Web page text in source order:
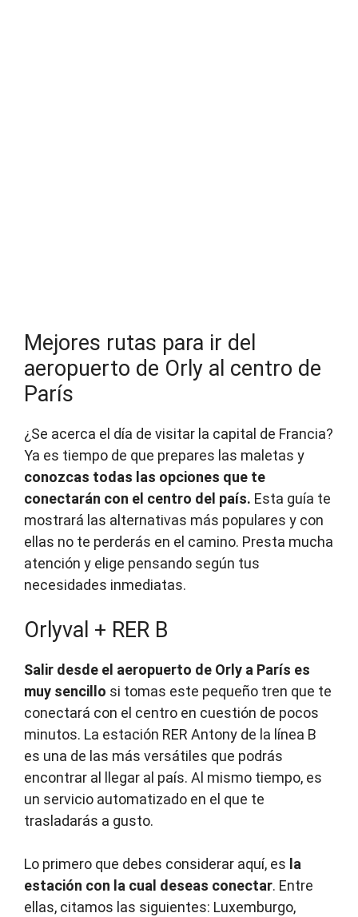
Mejores rutas para ir del
aeropuerto de Orly al centro de
París
¿Se acerca el día de visitar la capital de Francia?
Ya es tiempo de que prepares las maletas y
conozcas todas las opciones que te
conectarán con el centro del país. Esta guía te
mostrará las alternativas más populares y con
ellas no te perderás en el camino. Presta mucha
atención y elige pensando según tus
necesidades inmediatas.
Orlyval + RER B
Salir desde el aeropuerto de Orly a París es
muy sencillo si tomas este pequeño tren que te
conectará con el centro en cuestión de pocos
minutos. La estación RER Antony de la línea B
es una de las más versátiles que podrás
encontrar al llegar al país. Al mismo tiempo, es
un servicio automatizado en el que te
trasladarás a gusto.
Lo primero que debes considerar aquí, es la
estación con la cual deseas conectar. Entre
ellas, citamos las siguientes: Luxemburgo,